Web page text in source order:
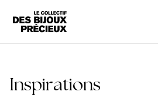
Inspirations